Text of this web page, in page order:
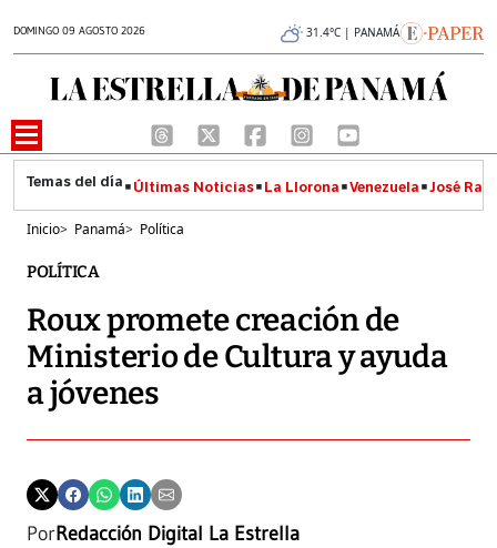
DOMINGO 09 AGOSTO 2026 31.4°C | PANAMÁ
Últimas Noticias La Llorona Venezuela José
Inicio> Panamá> Política
POLÍTICA
Roux promete creación de
Ministerio de Cultura y ayuda
a jóvenes
PorRedacción Digital La Estrella